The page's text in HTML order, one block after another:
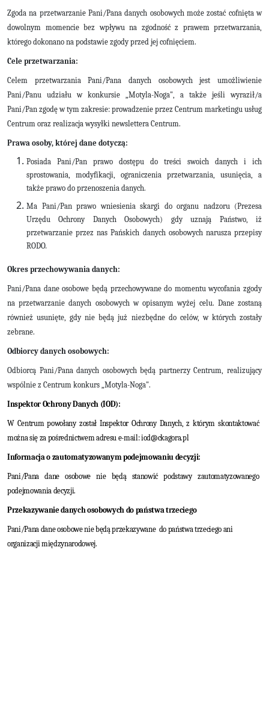
Zgoda na przetwarzanie Pani/Pana danych osobowych może zostać cofnięta w
dowolnym momencie bez wpływu na zgodność z prawem przetwarzania,
którego dokonano na podstawie zgody przed jej cofnięciem.
Cele przetwarzania:
Celem przetwarzania Pani/Pana danych osobowych jest umożliwienie
Pani/Panu udziału w konkursie „Motyla-Noga", a także jeśli wyraził/a
Pani/Pan zgodę w tym zakresie: prowadzenie przez Centrum marketingu usług
Centrum oraz realizacja wysyłki newslettera Centrum.
Prawa osoby, której dane dotyczą:
Posiada Pani/Pan prawo dostępu do treści swoich danych i ich
sprostowania, modyfikacji, ograniczenia przetwarzania, usunięcia, a
także prawo do przenoszenia danych.
Ma Pani/Pan prawo wniesienia skargi do organu nadzoru (Prezesa
Urzędu Ochrony Danych Osobowych) gdy uznają Państwo, iż
przetwarzanie przez nas Pańskich danych osobowych narusza przepisy
RODO.
Okres przechowywania danych:
Pani/Pana dane osobowe będą przechowywane do momentu wycofania zgody
na przetwarzanie danych osobowych w opisanym wyżej celu. Dane zostaną
również usunięte, gdy nie będą już niezbędne do celów, w których zostały
zebrane.
Odbiorcy danych osobowych:
Odbiorcą Pani/Pana danych osobowych będą partnerzy Centrum, realizujący
wspólnie z Centrum konkurs „Motyla-Noga".
Inspektor Ochrony Danych (IOD):
W Centrum powołany został Inspektor Ochrony Danych, z którym skontaktować
można się za pośrednictwem adresu e-mail:iod@ckagora.pl
Informacja o zautomatyzowanym podejmowaniu decyzji:
Pani/Pana dane osobowe nie będą stanowić podstawy zautomatyzowanego
podejmowania decyzji.
Przekazywanie danych osobowych do państwa trzeciego
Pani/Pana dane osobowe nie będą przekazywane do państwa trzeciego ani
organizacji międzynarodowej.